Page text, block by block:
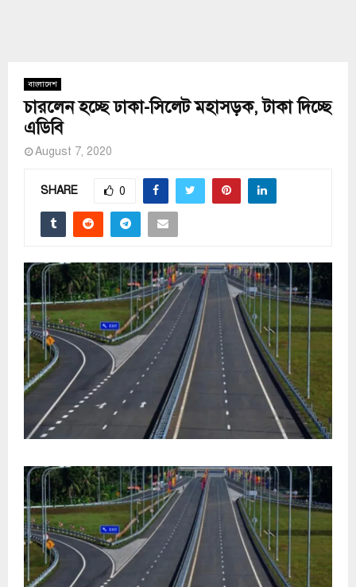
বাংলাদেশ
চারলেন হচ্ছে ঢাকা-সিলেট মহাসড়ক, টাকা দিচ্ছে
এডিবি
August 7, 2020
SHARE 0